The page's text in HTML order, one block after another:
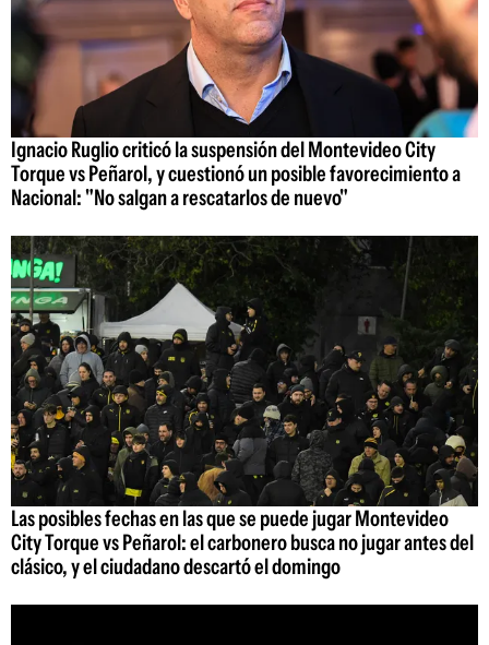
Ignacio Ruglio criticó la suspensión del Montevideo City
Torque vs Peñarol, y cuestionó un posible favorecimiento a
Nacional: "No salgan a rescatarlos de nuevo"
Las posibles fechas en las que se puede jugar Montevideo
City Torque vs Peñarol: el carbonero busca no jugar antes del
clásico, y el ciudadano descartó el domingo